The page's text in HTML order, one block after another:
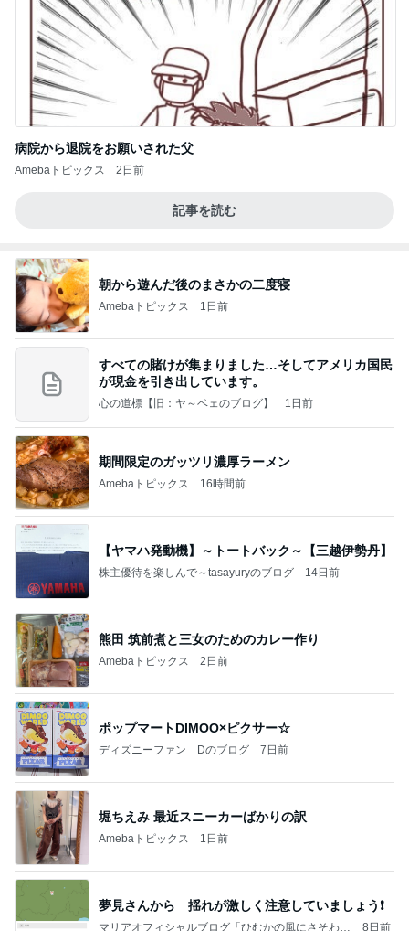
病院から退院をお願いされた父
Amebaトピックス 2日前
記事を読む
朝から遊んだ後のまさかの二度寝
Amebaトピックス 1日前
すべての賭けが集まりました…そしてアメリカ国民
が現金を引き出しています。
心の道標【旧：ヤ～ベェのブログ】 1日前
期間限定のガッツリ濃厚ラーメン
Amebaトピックス 16時間前
【ヤマハ発動機】～トートバック～【三越伊勢丹】
株主優待を楽しんで～tasayuryのブログ 14日前
熊田 筑前煮と三女のためのカレー作り
Amebaトピックス 2日前
ポップマートDIMOO×ピクサー☆
ディズニーファン Dのブログ 7日前
堀ちえみ 最近スニーカーばかりの訳
Amebaトピックス 1日前
夢見さんから 揺れが激しく注意していましょう❗️
マリアオフィシャルブログ「ひむかの風にさそわれ 8日前